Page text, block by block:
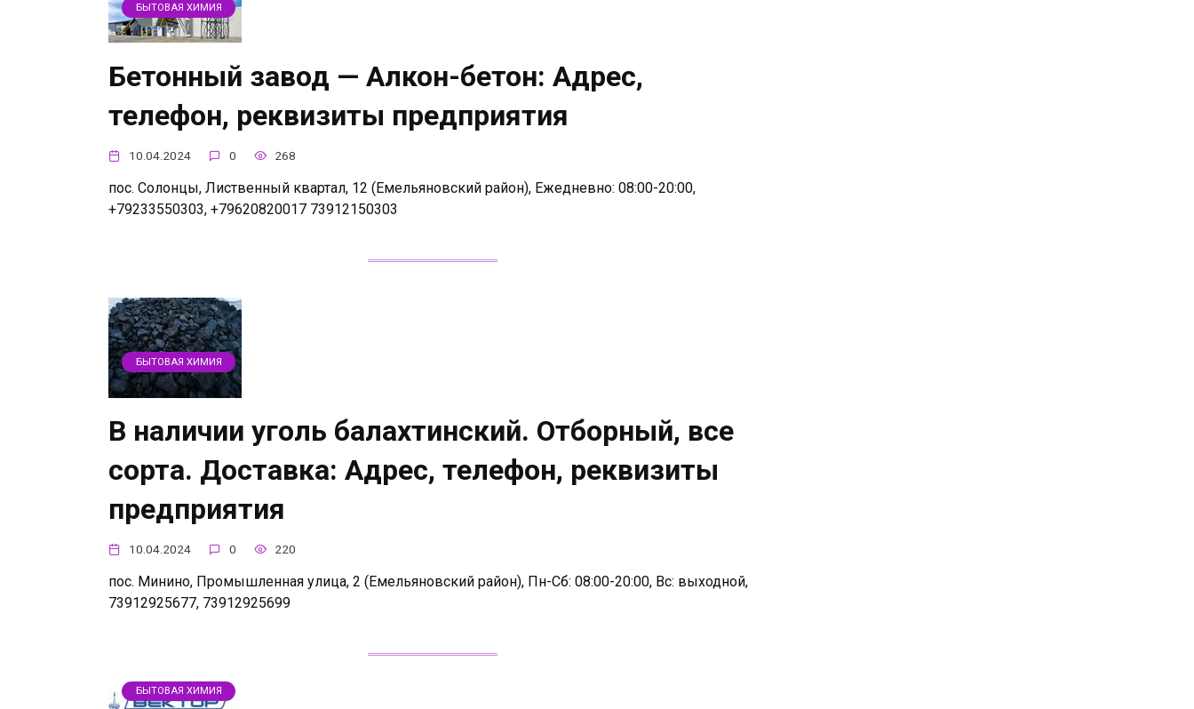
БЫТОВАЯ ХИМИЯ
Бетонный завод — Алкон-бетон: Адрес,
телефон, реквизиты предприятия
10.04.2024 0 268
пос. Солонцы, Лиственный квартал, 12 (Емельяновский район), Ежедневно: 08:00-20:00,
+79233550303, +79620820017 73912150303
БЫТОВАЯ ХИМИЯ
В наличии уголь балахтинский. Отборный, все
сорта. Доставка: Адрес, телефон, реквизиты
предприятия
10.04.2024 0 220
пос. Минино, Промышленная улица, 2 (Емельяновский район), Пн-Сб: 08:00-20:00, Вс: выходной,
73912925677, 73912925699
БЫТОВАЯ ХИМИЯ